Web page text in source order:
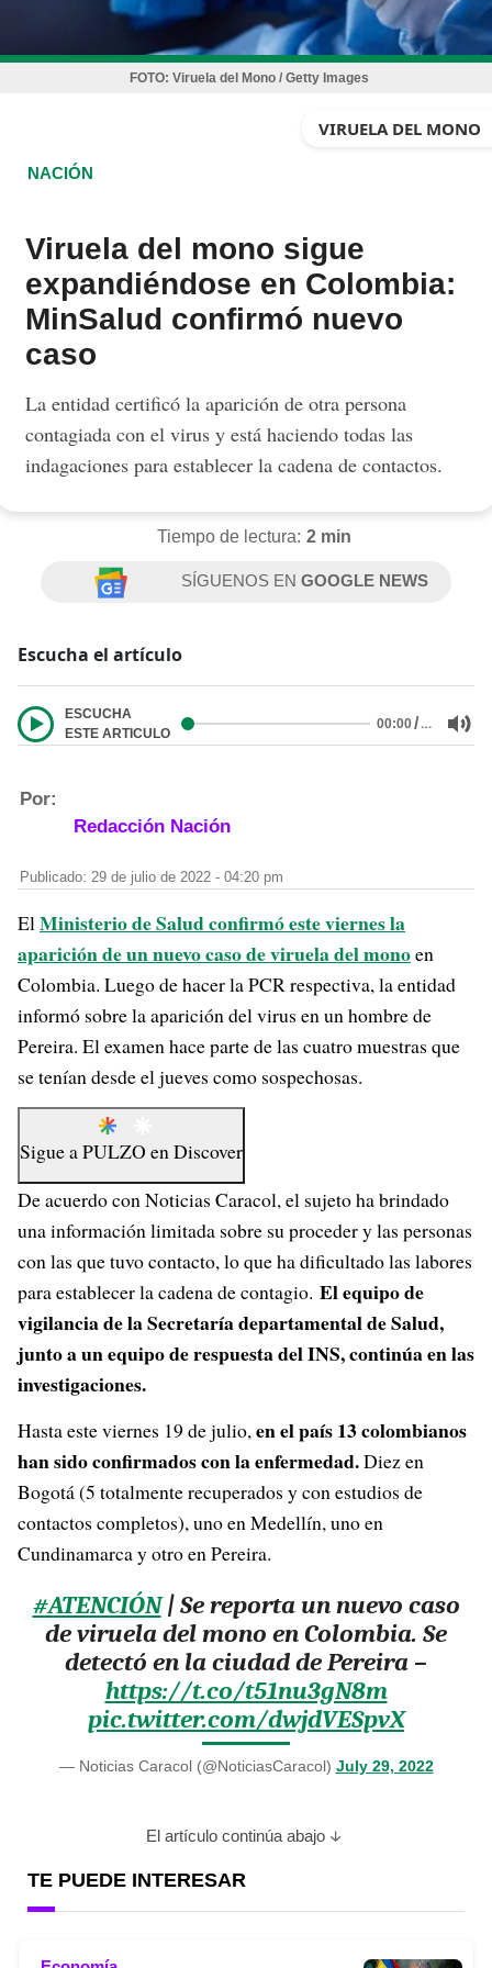
FOTO: Viruela del Mono / Getty Images
VIRUELA DEL MONO
NACIÓN
Viruela del mono sigue
expandiéndose en Colombia:
MinSalud confirmó nuevo
caso
La entidad certificó la aparición de otra persona
contagiada con el virus y está haciendo todas las
indagaciones para establecer la cadena de contactos.
Tiempo de lectura: 2 min
SÍGUENOS ENGOOGLE NEWS
Escucha el artículo
ESCUCHA
ESTE ARTICULO
00:00/…
Por:
Redacción Nación
Publicado: 29 de julio de 2022 - 04:20 pm
ElMinisterio de Salud confirmó este viernes la
aparición de un nuevo caso de viruela del monoen
Colombia. Luego de hacer la PCR respectiva, la entidad
informó sobre la aparición del virus en un hombre de
Pereira. El examen hace parte de las cuatro muestras que
se tenían desde el jueves como sospechosas.
Sigue aPULZO enDiscover
De acuerdo con Noticias Caracol, el sujeto ha brindado
una información limitada sobre su proceder y las personas
con las que tuvo contacto, lo que ha dificultado las labores
para establecer la cadena de contagio. El equipo de
vigilancia de la Secretaría departamental de Salud,
junto a un equipo de respuesta del INS, continúa en las
investigaciones.
Hasta este viernes 19 de julio,en el país 13 colombianos
han sido confirmados con la enfermedad.Diez en
Bogotá (5 totalmente recuperados y con estudios de
contactos completos), uno en Medellín, uno en
Cundinamarca y otro en Pereira.
#ATENCIÓN| Se reporta un nuevo caso
de viruela del mono en Colombia. Se
detectó en la ciudad de Pereira –
https://t.co/t51nu3gN8m
pic.twitter.com/dwjdVESpvX
— Noticias Caracol (@NoticiasCaracol) July 29, 2022
El artículo continúa abajo
TE PUEDE INTERESAR